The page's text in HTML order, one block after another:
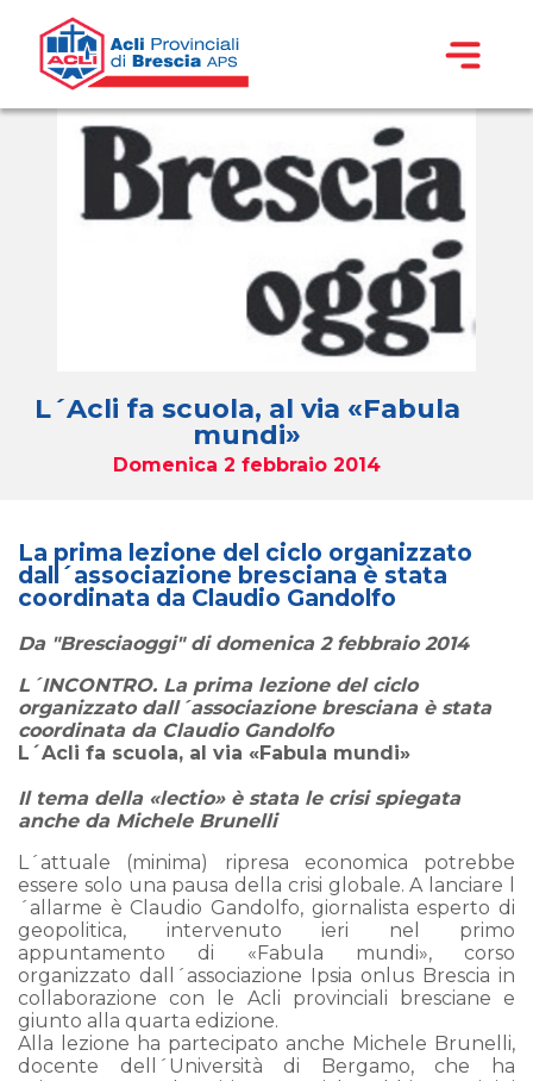
L´Acli fa scuola, al via «Fabula
mundi»
Domenica 2 febbraio 2014
La prima lezione del ciclo organizzato
dall´associazione bresciana è stata
coordinata da Claudio Gandolfo
Da "Bresciaoggi" di domenica 2 febbraio 2014
L´INCONTRO. La prima lezione del ciclo
organizzato dall´associazione bresciana è stata
coordinata da Claudio Gandolfo
L´Acli fa scuola, al via «Fabula mundi»
Il tema della «lectio» è stata le crisi spiegata
anche da Michele Brunelli
L´attuale (minima) ripresa economica potrebbe
essere solo una pausa della crisi globale. A lanciare l
´allarme è Claudio Gandolfo, giornalista esperto di
geopolitica, intervenuto ieri nel primo
appuntamento di «Fabula mundi», corso
organizzato dall´associazione Ipsia onlus Brescia in
collaborazione con le Acli provinciali bresciane e
giunto alla quarta edizione.
Alla lezione ha partecipato anche Michele Brunelli,
docente dell´Università di Bergamo, che ha